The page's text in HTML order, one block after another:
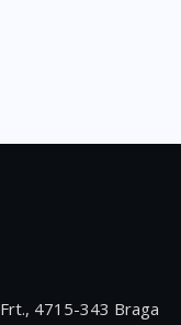
Frt., 4715-343 Braga